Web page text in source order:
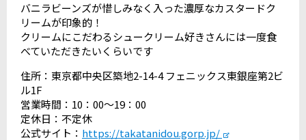
バニラビーンズが惜しみなく入った濃厚なカスタードク
リームが印象的！
クリームにこだわるシュークリーム好きさんには一度食
べていただきたいくらいです
住所：東京都中央区築地2-14-4 フェニックス東銀座第2ビ
ル1F
営業時間：10：00～19：00
定休日：不定休
公式サイト： https://takatanidou.gorp.jp/